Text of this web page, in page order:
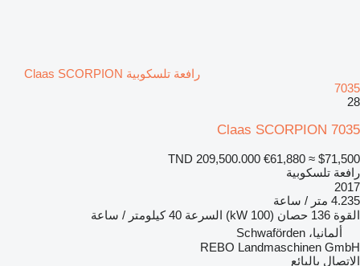
رافعة تلسكوبية Claas SCORPION
7035
28
Claas SCORPION 7035
TND 209,500.000 €61,880 ≈ $71,500
رافعة تلسكوبية
2017
4.235 متر / ساعة
القوة 136 حصان (100 kW) السرعة 40 كيلومتر / ساعة
ألمانيا، Schwaförden
REBO Landmaschinen GmbH
الاتصال بالبائع